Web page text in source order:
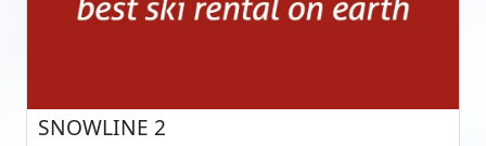
SNOWLINE 2